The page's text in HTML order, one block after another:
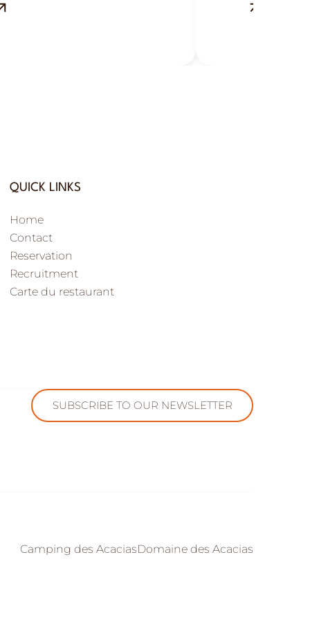
aux-Dames, près de
Ville-aux-
QUICK LINKS
Home
Contact
Reservation
Recruitment
Carte du restaurant
SUBSCRIBE TO OUR NEWSLETTER
Camping des AcaciasDomaine des Acacias